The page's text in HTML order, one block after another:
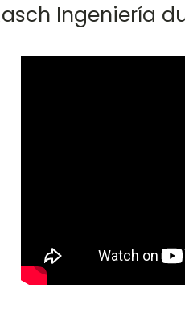
Ingeniería